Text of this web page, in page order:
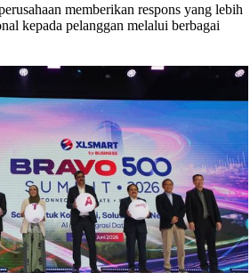
memberikan respons yang lebih
kepada pelanggan melalui berbagai